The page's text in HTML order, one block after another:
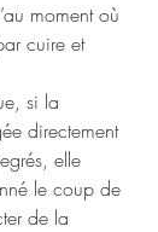
moment où
cuire et
si la
directement
elle
le coup de
de la